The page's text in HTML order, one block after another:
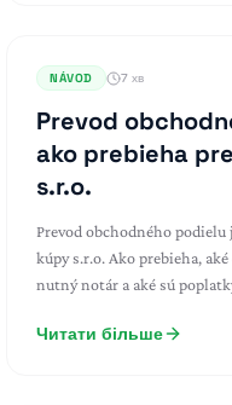
NÁVOD 7 хв
Prevod
ako prebieha
s.r.o.
Prevod obchodného podielu
kúpy s.r.o. Ako prebieha,
nutný notár a aké sú
Читати більше